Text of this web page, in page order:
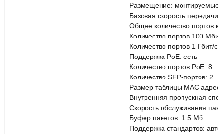
Размещение: монтируемые
Базовая скорость
Общее количество портов
Количество портов 100
Количество портов 1 Гбит/
Поддержка PoE: есть
Количество портов PoE: 8
Количество SFP-портов: 2
Размер таблицы МАС
Внутренняя пропускная
Скорость обслуживания
Буфер пакетов: 1.5 Мб
Поддержка стандартов: